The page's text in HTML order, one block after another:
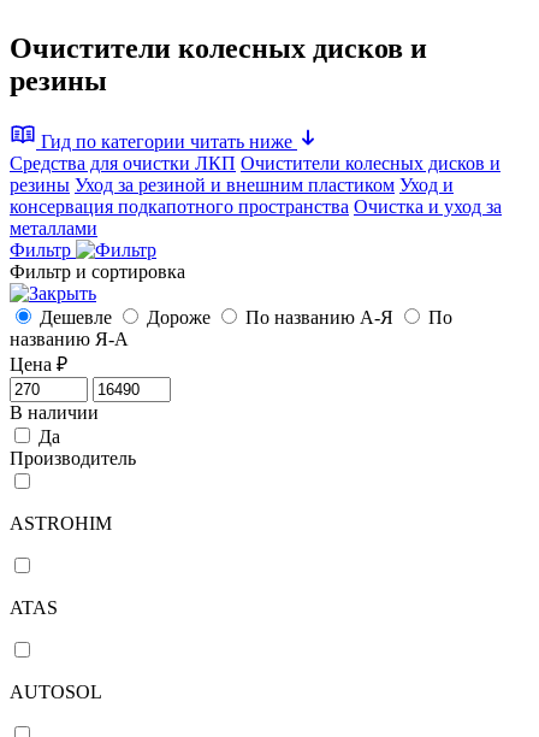
Очистители колесных дисков и
резины
Гид по категории читать ниже
Средства для очистки ЛКП Очистители колесных дисков и
резины Уход за резиной и внешним пластиком Уход и
консервация подкапотного пространства Очистка и уход за
металлами
Фильтр
Фильтр и сортировка
Дешевле Дороже По названию А-Я
По
названию Я-А
Цена ₽
В наличии
Да
Производитель
ASTROHIM
ATAS
AUTOSOL